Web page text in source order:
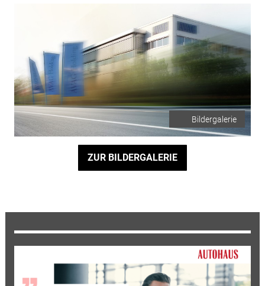
Bildergalerie
ZUR BILDERGALERIE